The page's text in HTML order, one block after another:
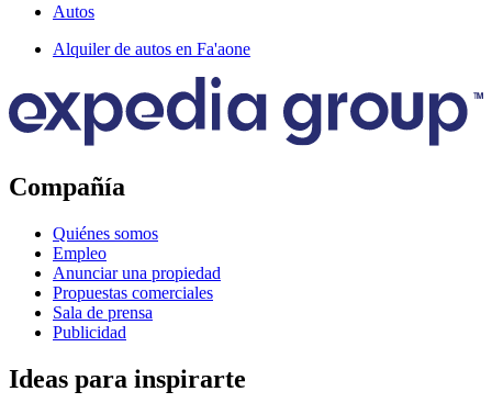
Autos
Alquiler de autos en Fa'aone
Compañía
Quiénes somos
Empleo
Anunciar una propiedad
Propuestas comerciales
Sala de prensa
Publicidad
Ideas para inspirarte